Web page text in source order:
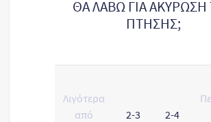
ΘΑ ΛΑΒΩ ΓΙΑ
ΠΤΗΣΗΣ;
Λιγότερα
από
2-3
2-4